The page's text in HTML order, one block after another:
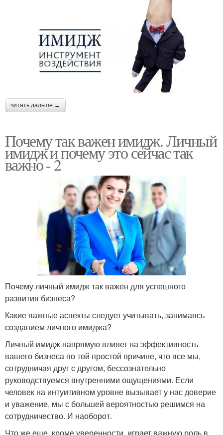
читать дальше →
Почему так важен имидж. Личный
имидж и почему это сейчас так
важно - 2
Почему личный имидж так важен для успешного
развития бизнеса?
Какие важные аспекты следует учитывать, занимаясь
созданием личного имиджа?
Личный имидж напрямую влияет на эффективность
вашего бизнеса по той простой причине, что все мы,
сотрудничая друг с другом, бессознательно
руководствуемся внутренними ощущениями. Если
человек на интуитивном уровне вызывает у нас доверие
и уважение, мы с большей вероятностью решимся на
сотрудничество. И наоборот.
Что же еще, кроме уверенности, играет важную роль в